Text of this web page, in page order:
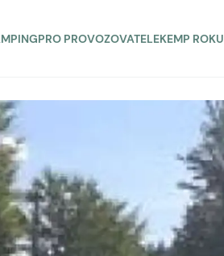
PRO PROVOZOVATELEKEMP ROKU